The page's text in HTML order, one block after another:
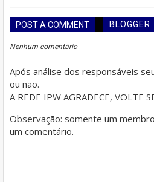
POST A COMMENT BLOGGER
Nenhum comentário
Após análise dos responsáveis
ou não.
A REDE IPW AGRADECE, VOLTE
Observação: somente um
um comentário.